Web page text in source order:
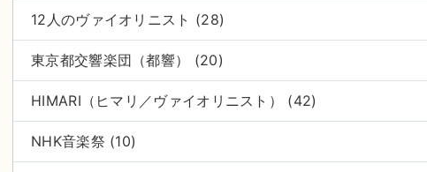
12人のヴァイオリニスト (28)
東京都交響楽団（都響） (20)
HIMARI（ヒマリ／ヴァイオリニスト） (42)
NHK音楽祭 (10)